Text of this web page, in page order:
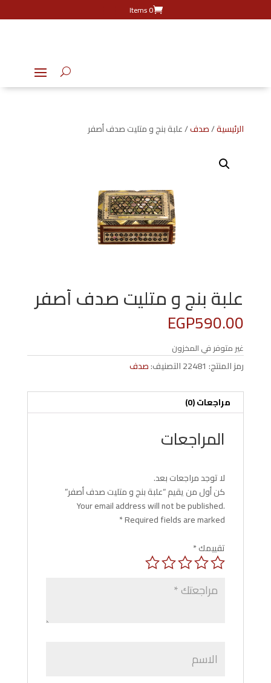
0 Items
الرئيسية/صدف/ علبة بنج و متليت صدف أصفر
علبة بنج و متليت صدف أصفر
EGP590.00
غير متوفر في المخزون
رمز المنتج: 22481التصنيف:صدف
مراجعات (0)
المراجعات
لا توجد مراجعات بعد.
كن أول من يقيم “علبة بنج و متليت صدف أصفر”
Your email address will not be published.
Required fields are marked
*
تقييمك*